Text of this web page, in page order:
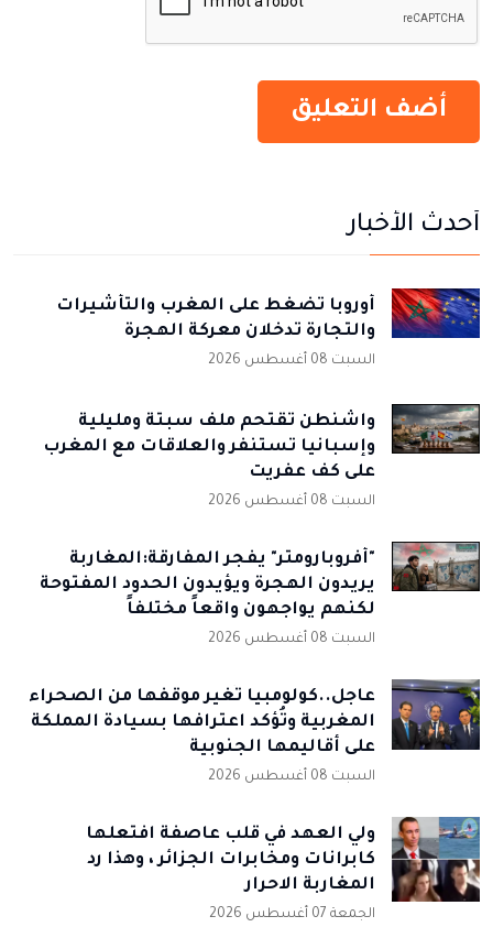
أحدث الأخبار
أوروبا تضغط على المغرب والتأشيرات
والتجارة تدخلان معركة الهجرة
السبت 08 أغسطس 2026
واشنطن تقتحم ملف سبتة ومليلية
وإسبانيا تستنفر والعلاقات مع المغرب
على كف عفريت
السبت 08 أغسطس 2026
"أفروبارومتر" يفجر المفارقة:المغاربة
يريدون الهجرة ويؤيدون الحدود المفتوحة
لكنهم يواجهون واقعاً مختلفاً
السبت 08 أغسطس 2026
عاجل..كولومبيا تُغير موقفها من الصحراء
المغربية وتُؤكد اعترافها بسيادة المملكة
على أقاليمها الجنوبية
السبت 08 أغسطس 2026
ولي العهد في قلب عاصفة افتعلها
كابرانات ومخابرات الجزائر ، وهذا رد
المغاربة الاحرار
الجمعة 07 أغسطس 2026